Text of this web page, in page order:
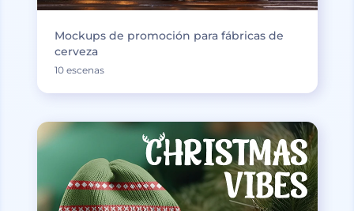
Mockups de promoción para fábricas de
cerveza
10 escenas